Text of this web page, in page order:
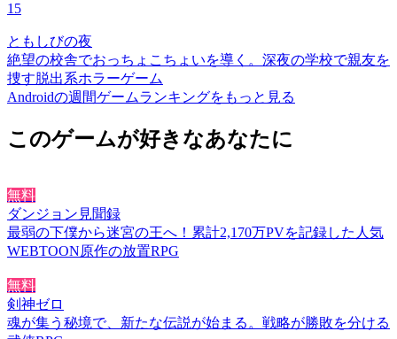
15
ともしびの夜
絶望の校舎でおっちょこちょいを導く。深夜の学校で親友を
捜す脱出系ホラーゲーム
Androidの週間ゲームランキングをもっと見る
このゲームが好きなあなたに
無料
ダンジョン見聞録
最弱の下僕から迷宮の王へ！累計2,170万PVを記録した人気
WEBTOON原作の放置RPG
無料
剣神ゼロ
魂が集う秘境で、新たな伝説が始まる。戦略が勝敗を分ける